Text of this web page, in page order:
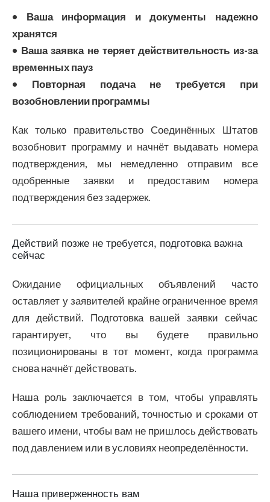
• Ваша информация и документы надежно
хранятся
• Ваша заявка не теряет действительность из-за
временных пауз
• Повторная подача не требуется при
возобновлении программы
Как только правительство Соединённых Штатов
возобновит программу и начнёт выдавать номера
подтверждения, мы немедленно отправим все
одобренные заявки и предоставим номера
подтверждения без задержек.
Действий позже не требуется, подготовка важна
сейчас
Ожидание официальных объявлений часто
оставляет у заявителей крайне ограниченное время
для действий. Подготовка вашей заявки сейчас
гарантирует, что вы будете правильно
позиционированы в тот момент, когда программа
снова начнёт действовать.
Наша роль заключается в том, чтобы управлять
соблюдением требований, точностью и сроками от
вашего имени, чтобы вам не пришлось действовать
под давлением или в условиях неопределённости.
Наша приверженность вам